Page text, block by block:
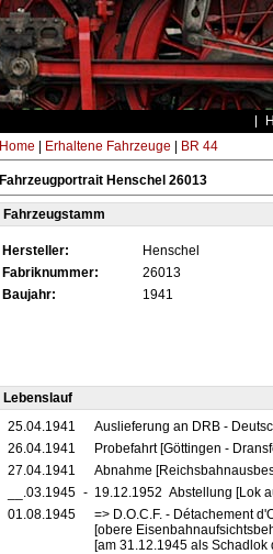
Home Erhaltene Fahrzeuge BR 44
Fahrzeugportrait Henschel 26013
Fahrzeugstamm
Hersteller:
Henschel
Fabriknummer:
26013
Baujahr:
1941
Lebenslauf
25.04.1941
Auslieferung an DRB -
26.04.1941
Probefahrt [Göttingen -
27.04.1941
Abnahme
__.03.1945 - 19.12.1952 Abstellung [Lok
01.08.1945
=> D.O.C.F. - Détachement
[obere
[am 31.12.1945 als Schadlok